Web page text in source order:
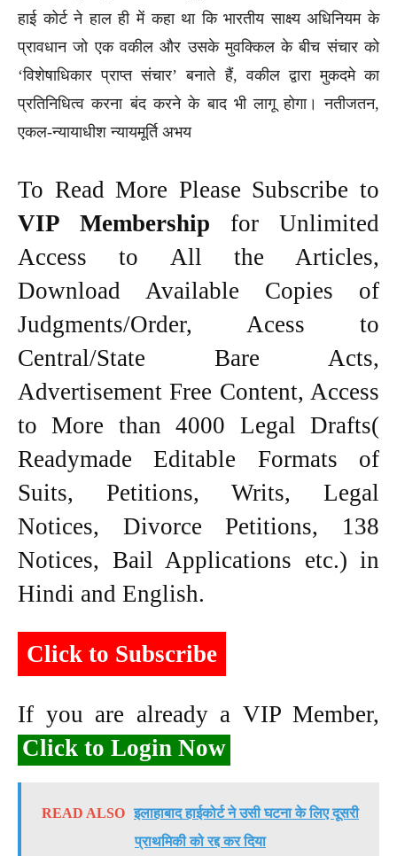
हाई कोर्ट ने हाल ही में कहा था कि भारतीय साक्ष्य अधिनियम के
प्रावधान जो एक वकील और उसके मुवक्किल के बीच संचार को
‘विशेषाधिकार प्राप्त संचार’ बनाते हैं, वकील द्वारा मुकदमे का
प्रतिनिधित्व करना बंद करने के बाद भी लागू होगा। नतीजतन,
एकल-न्यायाधीश न्यायमूर्ति अभय
To Read More Please Subscribe to
VIP Membership for Unlimited
Access to All the Articles,
Download Available Copies of
Judgments/Order, Acess to
Central/State Bare Acts,
Advertisement Free Content, Access
to More than 4000 Legal Drafts(
Readymade Editable Formats of
Suits, Petitions, Writs, Legal
Notices, Divorce Petitions, 138
Notices, Bail Applications etc.) in
Hindi and English.
Click to Subscribe
If you are already a VIP Member,
Click to Login Now
READ ALSO इलाहाबाद हाईकोर्ट ने उसी घटना के लिए दूसरी
प्राथमिकी को रद्द कर दिया